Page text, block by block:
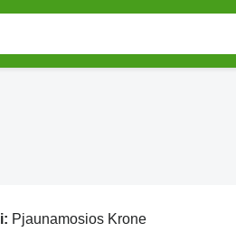
Pjaunamosios Krone